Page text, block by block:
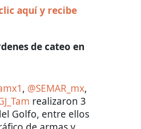
aquí y recibe
de cateo en
, @SEMAR_mx,
realizaron 3
Golfo, entre ellos